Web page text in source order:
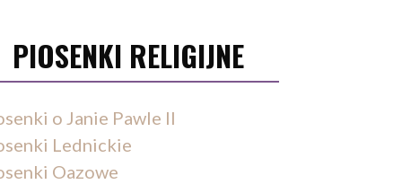
PIOSENKI RELIGIJNE
o Janie Pawle II
Lednickie
Oazowe